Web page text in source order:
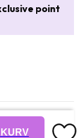
point